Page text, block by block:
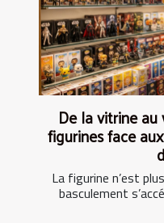
De la vitrine
figurines face
La figurine n’est
basculement